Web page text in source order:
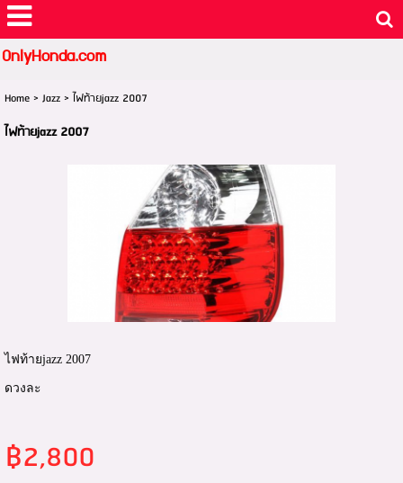
OnlyHonda.com
Home> Jazz>ไฟท้ายjazz 2007
ไฟท้ายjazz 2007
ไฟท้ายjazz 2007
ดวงละ
฿2,800